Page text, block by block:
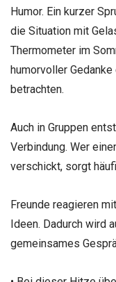
Humor. Ein kurzer
die Situation mit
Thermometer im
humorvoller
betrachten.
Auch in Gruppen
Verbindung. Wer
verschickt, sorgt
Freunde reagieren
Ideen. Dadurch wird
gemeinsames